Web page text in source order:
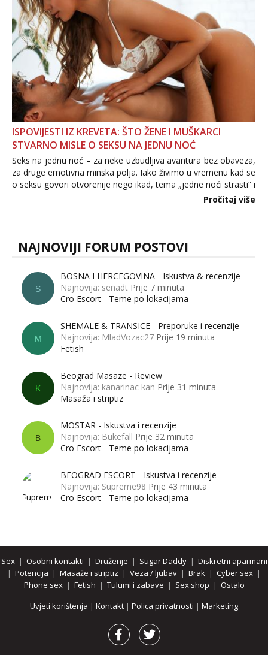
ISPOVIJESTI IZ KREVETA: ŠTO ŽENE I MUŠKARCI
STVARNO MISLE O SEKSU NA JEDNU NOĆ
Seks na jednu noć – za neke uzbudljiva avantura bez obaveza,
za druge emotivna minska polja. Iako živimo u vremenu kad se
o seksu govori otvorenije nego ikad, tema „jedne noći strasti“ i
dalje izaziva burne rasprave. Što zapravo misle žene, a što
Pročitaj više
NAJNOVIJI FORUM POSTOVI
S
BOSNA I HERCEGOVINA - Iskustva & recenzije
Najnovija: senadt Prije 7 minuta
Cro Escort - Teme po lokacijama
M
SHEMALE & TRANSICE - Preporuke i recenzije
Najnovija: MladVozac27 Prije 19 minuta
Fetish
K
Beograd Masaze - Review
Najnovija: kanarinac kan Prije 31 minuta
Masaža i striptiz
B
MOSTAR - Iskustva i recenzije
Najnovija: Bukefall Prije 32 minuta
Cro Escort - Teme po lokacijama
BEOGRAD ESCORT - Iskustva i recenzije
Najnovija: Supreme98 Prije 43 minuta
Cro Escort - Teme po lokacijama
Sex| Osobni kontakti | Druženje | Sugar Daddy| Diskretni aparmani
| Potencija | Masaže i striptiz | Veza / ljubav | Brak | Cyber sex |
Phone sex| Fetish | Tulumi i zabave | Sex shop | Ostalo
Uvjeti korištenja | Kontakt | Polica privatnosti | Marketing